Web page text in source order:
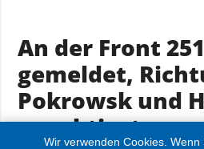
An der Front
gemeldet,
Pokrowsk und
am aktivsten
Wir verwenden Cookies.